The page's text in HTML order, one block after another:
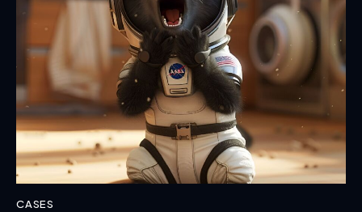
CASES